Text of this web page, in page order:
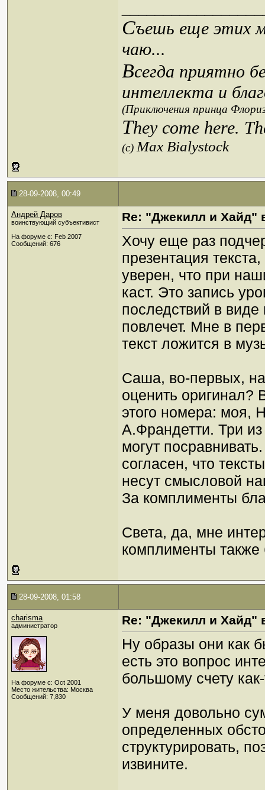
Съешь еще этих
чаю...
Всегда приятно
интеллекта и
(Приключения принца
They come here.
(c)Max Bialystock
28-09-2008, 00:49
Андрей Даров
воинствующий субъективист
На форуме с: Feb 2007
Сообщений: 676
Re: "Джекилл и Хайд"
Хочу еще раз
презентация
уверен, что при
каст. Это запись
последствий в
повлечет. Мне в
текст ложится в
Саша, во-первых,
оценить оригинал?
этого номера: моя,
А.Франдетти. Три
могут
согласен, что
несут смысловой
За комплименты
Света, да, мне
комплименты также
28-09-2008, 01:58
charisma
администратор
На форуме с: Oct 2001
Место жительства: Москва
Сообщений: 7,830
Re: "Джекилл и Хайд"
Ну образы они как
есть это вопрос
большому счету
У меня довольно
определенных
структурировать,
извините.